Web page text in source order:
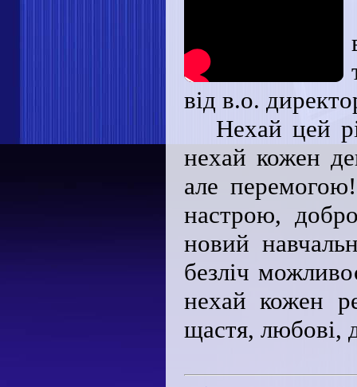
від в.о.
Нехай цей
нехай кожен
але
настрою,
новий
безліч
нехай кожен
щастя,